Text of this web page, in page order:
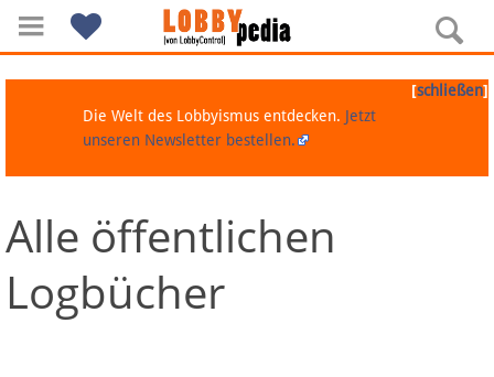
Navigation
Über Lobbypedia
[schließen]
Die Welt des Lobbyismus entdecken. Jetzt
unseren Newsletter bestellen.
Alle öffentlichen
Logbücher